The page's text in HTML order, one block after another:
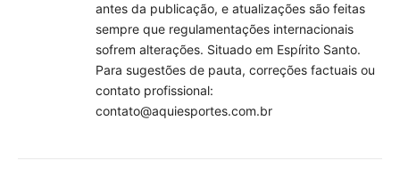
antes da publicação, e atualizações são feitas
sempre que regulamentações internacionais
sofrem alterações. Situado em Espírito Santo.
Para sugestões de pauta, correções factuais ou
contato profissional:
contato@aquiesportes.com.br